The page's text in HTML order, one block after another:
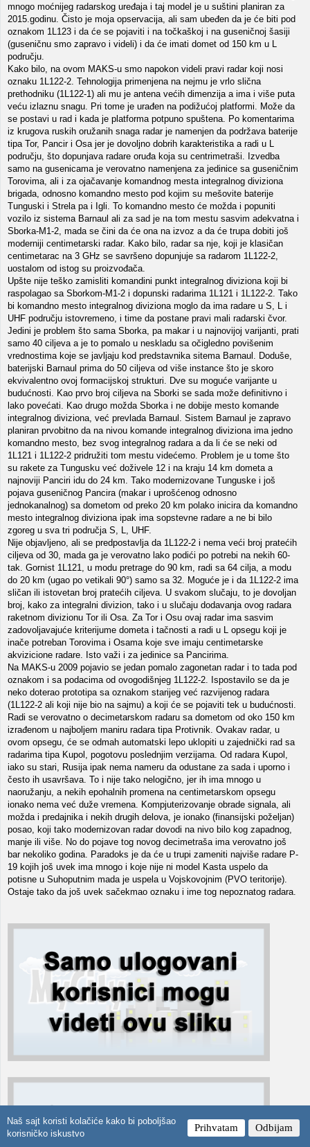
Naš sajt koristi kolačiće kako bi poboljšao
korisničko iskustvo
Prihvatam Odbijam
mnogo moćnijeg radarskog uređaja i taj model je u suštini planiran za
2015.godinu. Čisto je moja opservacija, ali sam ubeđen da je će biti pod
oznakom 1L123 i da će se pojaviti i na točkaškoj i na guseničnoj šasiji
(guseničnu smo zapravo i videli) i da će imati domet od 150 km u L
području.
Kako bilo, na ovom MAKS-u smo napokon videli pravi radar koji nosi
oznaku 1L122-2. Tehnologija primenjena na nejmu je vrlo slična
prethodniku (1L122-1) ali mu je antena većih dimenzija a ima i više puta
veću izlaznu snagu. Pri tome je urađen na podižućoj platformi. Može da
se postavi u rad i kada je platforma potpuno spuštena. Po komentarima
iz krugova ruskih oružanih snaga radar je namenjen da podržava baterije
tipa Tor, Pancir i Osa jer je dovoljno dobrih karakteristika a radi u L
području, što dopunjava radare oruđa koja su centrimetraši. Izvedba
samo na gusenicama je verovatno namenjena za jedinice sa guseničnim
Torovima, ali i za ojačavanje komandnog mesta integralnog diviziona
brigada, odnosno komandno mesto pod kojim su mešovite baterije
Tunguski i Strela pa i Igli. To komandno mesto će možda i popuniti
vozilo iz sistema Barnaul ali za sad je na tom mestu sasvim adekvatna i
Sborka-M1-2, mada se čini da će ona na izvoz a da će trupa dobiti još
moderniji centimetarski radar. Kako bilo, radar sa nje, koji je klasičan
centimetarac na 3 GHz se savršeno dopunjuje sa radarom 1L122-2,
uostalom od istog su proizvođača.
Upšte nije teško zamisliti komandini punkt integralnog diviziona koji bi
raspolagao sa Sborkom-M1-2 i dopunski radarima 1L121 i 1L122-2. Tako
bi komandno mesto integralnog diviziona moglo da ima radare u S, L i
UHF području istovremeno, i time da postane pravi mali radarski čvor.
Jedini je problem što sama Sborka, pa makar i u najnovijoj varijanti, prati
samo 40 ciljeva a je to pomalo u neskladu sa očigledno povišenim
vrednostima koje se javljaju kod predstavnika sitema Barnaul. Doduše,
baterijski Barnaul prima do 50 ciljeva od više instance što je skoro
ekvivalentno ovoj formacijskoj strukturi. Dve su moguće varijante u
budućnosti. Kao prvo broj ciljeva na Sborki se sada može definitivno i
lako povećati. Kao drugo možda Sborka i ne dobije mesto komande
integralnog diviziona, već prevlada Barnaul. Sistem Barnaul je zapravo
planiran prvobitno da na nivou komande integralnog diviziona ima jedno
komandno mesto, bez svog integralnog radara a da li će se neki od
1L121 i 1L122-2 pridružiti tom mestu videćemo. Problem je u tome što
su rakete za Tungusku već doživele 12 i na kraju 14 km dometa a
najnoviji Panciri idu do 24 km. Tako modernizovane Tunguske i još
pojava guseničnog Pancira (makar i uprošćenog odnosno
jednokanalnog) sa dometom od preko 20 km polako inicira da komandno
mesto integralnog diviziona ipak ima sopstevne radare a ne bi bilo
zgoreg u sva tri područja S, L, UHF.
Nije objavljeno, ali se predpostavlja da 1L122-2 i nema veći broj pratećih
ciljeva od 30, mada ga je verovatno lako podići po potrebi na nekih 60-
tak. Gornist 1L121, u modu pretrage do 90 km, radi sa 64 cilja, a modu
do 20 km (ugao po vetikali 90°) samo sa 32. Moguće je i da 1L122-2 ima
sličan ili istovetan broj pratećih ciljeva. U svakom slučaju, to je dovoljan
broj, kako za integralni divizion, tako i u slučaju dodavanja ovog radara
raketnom divizionu Tor ili Osa. Za Tor i Osu ovaj radar ima sasvim
zadovoljavajuće kriterijume dometa i tačnosti a radi u L opsegu koji je
inače potreban Torovima i Osama koje sve imaju centimetarske
akvizicione radare. Isto važi i za jedinice sa Pancirima.
Na MAKS-u 2009 pojavio se jedan pomalo zagonetan radar i to tada pod
oznakom i sa podacima od ovogodišnjeg 1L122-2. Ispostavilo se da je
neko doterao prototipa sa oznakom starijeg već razvijenog radara
(1L122-2 ali koji nije bio na sajmu) a koji će se pojaviti tek u budućnosti.
Radi se verovatno o decimetarskom radaru sa dometom od oko 150 km
izrađenom u najboljem maniru radara tipa Protivnik. Ovakav radar, u
ovom opsegu, će se odmah automatski lepo uklopiti u zajednički rad sa
radarima tipa Kupol, pogotovu poslednjim verzijama. Od radara Kupol,
iako su stari, Rusija ipak nema nameru da odustane za sada i uporno i
često ih usavršava. To i nije tako nelogično, jer ih ima mnogo u
naoružanju, a nekih epohalnih promena na centimetarskom opsegu
ionako nema već duže vremena. Kompjuterizovanje obrade signala, ali
možda i predajnika i nekih drugih delova, je ionako (finansijski poželjan)
posao, koji tako modernizovan radar dovodi na nivo bilo kog zapadnog,
manje ili više. No do pojave tog novog decimetraša ima verovatno još
bar nekoliko godina. Paradoks je da će u trupi zameniti najviše radare P-
19 kojih još uvek ima mnogo i koje nije ni model Kasta uspelo da
potisne u Suhoputnim mada je uspela u Vojskovojnim (PVO teritorije).
Ostaje tako da još uvek sačekmao oznaku i ime tog nepoznatog radara.